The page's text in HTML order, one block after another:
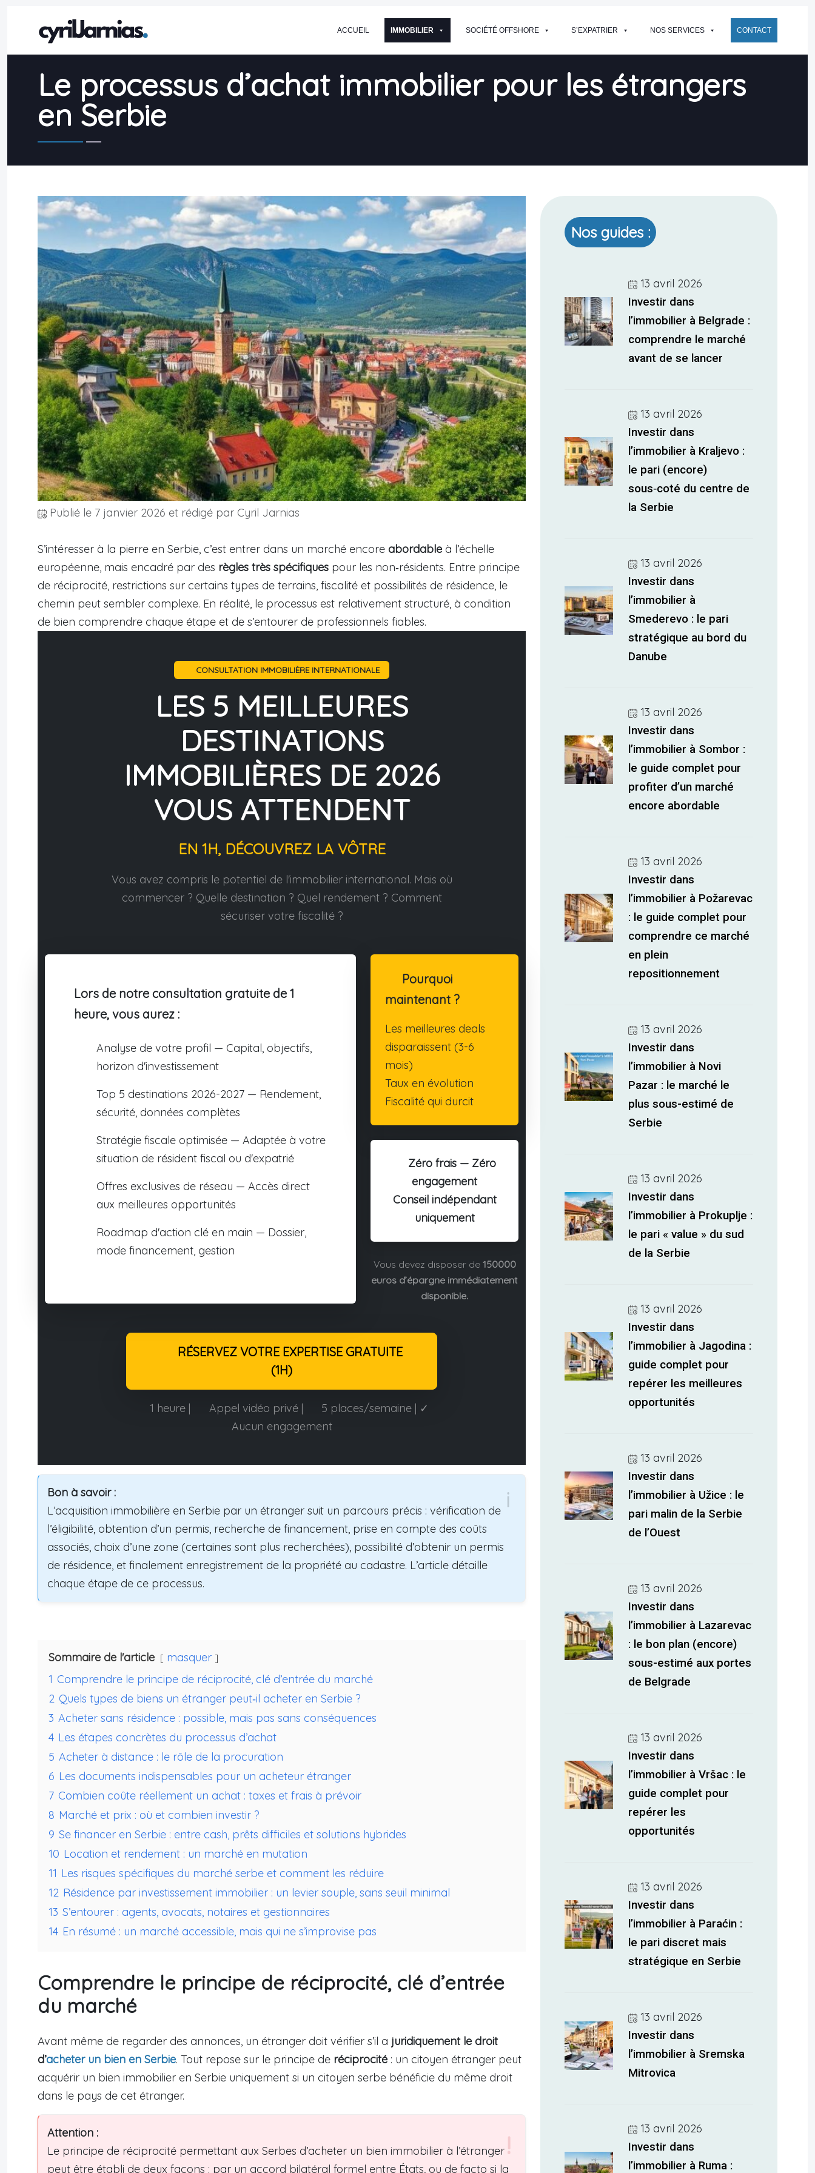
ACCUEIL IMMOBILIER SOCIÉTÉ OFFSHORE S’EXPATRIER NOS SERVICES CONTACT
Le processus d’achat immobilier pour les étrangers
en Serbie
Publié le 7 janvier 2026 et rédigé par Cyril Jarnias
S’intéresser à la pierre en Serbie, c’est entrer dans un marché encore abordable à l’échelle
européenne, mais encadré par des règles très spécifiques pour les non‑résidents. Entre principe
de réciprocité, restrictions sur certains types de terrains, fiscalité et possibilités de résidence, le
chemin peut sembler complexe. En réalité, le processus est relativement structuré, à condition
de bien comprendre chaque étape et de s’entourer de professionnels fiables.
CONSULTATION IMMOBILIÈRE INTERNATIONALE
LES 5 MEILLEURES
DESTINATIONS
IMMOBILIÈRES DE 2026
VOUS ATTENDENT
EN 1H, DÉCOUVREZ LA VÔTRE
Vous avez compris le potentiel de l'immobilier international. Mais où
commencer ? Quelle destination ? Quel rendement ? Comment
sécuriser votre fiscalité ?
Lors de notre consultation gratuite de 1
heure, vous aurez :
Analyse de votre profil — Capital, objectifs,
horizon d'investissement
Top 5 destinations 2026-2027 — Rendement,
sécurité, données complètes
Stratégie fiscale optimisée — Adaptée à votre
situation de résident fiscal ou d'expatrié
Offres exclusives de réseau — Accès direct
aux meilleures opportunités
Roadmap d'action clé en main — Dossier,
mode financement, gestion
Pourquoi
maintenant ?
Les meilleures deals
disparaissent (3-6
mois)
Taux en évolution
Fiscalité qui durcit
Zéro frais — Zéro
engagement
Conseil indépendant
uniquement
Vous devez disposer de 150000
euros d’épargne immédiatement
disponible.
RÉSERVEZ VOTRE EXPERTISE GRATUITE
(1H)
1 heure | Appel vidéo privé |
5 places/semaine | ✓
Aucun engagement
Bon à savoir :
L’acquisition immobilière en Serbie par un étranger suit un parcours précis : vérification de
l’éligibilité, obtention d’un permis, recherche de financement, prise en compte des coûts
associés, choix d’une zone (certaines sont plus recherchées), possibilité d’obtenir un permis
de résidence, et finalement enregistrement de la propriété au cadastre. L’article détaille
chaque étape de ce processus.
Sommaire de l'article
masquer
1 Comprendre le principe de réciprocité, clé d’entrée du marché
2 Quels types de biens un étranger peut‑il acheter en Serbie ?
3 Acheter sans résidence : possible, mais pas sans conséquences
4 Les étapes concrètes du processus d’achat
5 Acheter à distance : le rôle de la procuration
6 Les documents indispensables pour un acheteur étranger
7 Combien coûte réellement un achat : taxes et frais à prévoir
8 Marché et prix : où et combien investir ?
9 Se financer en Serbie : entre cash, prêts difficiles et solutions hybrides
10 Location et rendement : un marché en mutation
11 Les risques spécifiques du marché serbe et comment les réduire
12 Résidence par investissement immobilier : un levier souple, sans seuil minimal
13 S’entourer : agents, avocats, notaires et gestionnaires
14 En résumé : un marché accessible, mais qui ne s’improvise pas
Comprendre le principe de réciprocité, clé d’entrée
du marché
Avant même de regarder des annonces, un étranger doit vérifier s’il a juridiquement le droit
d’acheter un bien en Serbie. Tout repose sur le principe de réciprocité : un citoyen étranger peut
acquérir un bien immobilier en Serbie uniquement si un citoyen serbe bénéficie du même droit
dans le pays de cet étranger.
Attention :
Le principe de réciprocité permettant aux Serbes d’acheter un bien immobilier à l’étranger
peut être établi de deux façons : par un accord bilatéral formel entre États, ou de facto si la
Nos guides :
13 avril 2026
Investir dans
l’immobilier à Belgrade :
comprendre le marché
avant de se lancer
13 avril 2026
Investir dans
l’immobilier à Kraljevo :
le pari (encore)
sous‑coté du centre de
la Serbie
13 avril 2026
Investir dans
l’immobilier à
Smederevo : le pari
stratégique au bord du
Danube
13 avril 2026
Investir dans
l’immobilier à Sombor :
le guide complet pour
profiter d’un marché
encore abordable
13 avril 2026
Investir dans
l’immobilier à Požarevac
: le guide complet pour
comprendre ce marché
en plein
repositionnement
13 avril 2026
Investir dans
l’immobilier à Novi
Pazar : le marché le
plus sous-estimé de
Serbie
13 avril 2026
Investir dans
l’immobilier à Prokuplje :
le pari « value » du sud
de la Serbie
13 avril 2026
Investir dans
l’immobilier à Jagodina :
guide complet pour
repérer les meilleures
opportunités
13 avril 2026
Investir dans
l’immobilier à Užice : le
pari malin de la Serbie
de l’Ouest
13 avril 2026
Investir dans
l’immobilier à Lazarevac
: le bon plan (encore)
sous-estimé aux portes
de Belgrade
13 avril 2026
Investir dans
l’immobilier à Vršac : le
guide complet pour
repérer les
opportunités
13 avril 2026
Investir dans
l’immobilier à Paraćin :
le pari discret mais
stratégique en Serbie
13 avril 2026
Investir dans
l’immobilier à Sremska
Mitrovica
13 avril 2026
Investir dans
l’immobilier à Ruma :